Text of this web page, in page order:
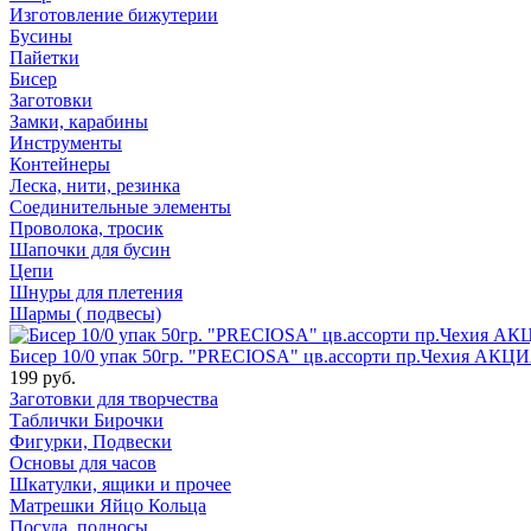
Изготовление бижутерии
Бусины
Пайетки
Бисер
Заготовки
Замки, карабины
Инструменты
Контейнеры
Леска, нити, резинка
Соединительные элементы
Проволока, тросик
Шапочки для бусин
Цепи
Шнуры для плетения
Шармы ( подвесы)
Бисер 10/0 упак 50гр. "PRECIOSA" цв.ассорти пр.Чехия
199 руб.
Заготовки для творчества
Таблички Бирочки
Фигурки, Подвески
Основы для часов
Шкатулки, ящики и прочее
Матрешки Яйцо Кольца
Посуда, подносы